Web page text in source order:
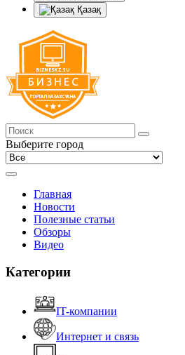
Қазақ
Выберите город
Главная
Новости
Полезные статьи
Обзоры
Видео
Категории
IT-компании
Интернет и связь